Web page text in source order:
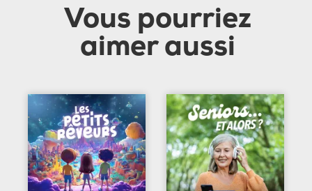
Vous pourriez
aimer aussi